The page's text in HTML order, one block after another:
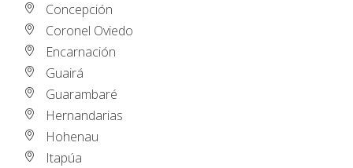
Concepción
Coronel Oviedo
Encarnación
Guairá
Guarambaré
Hernandarias
Hohenau
Itapúa